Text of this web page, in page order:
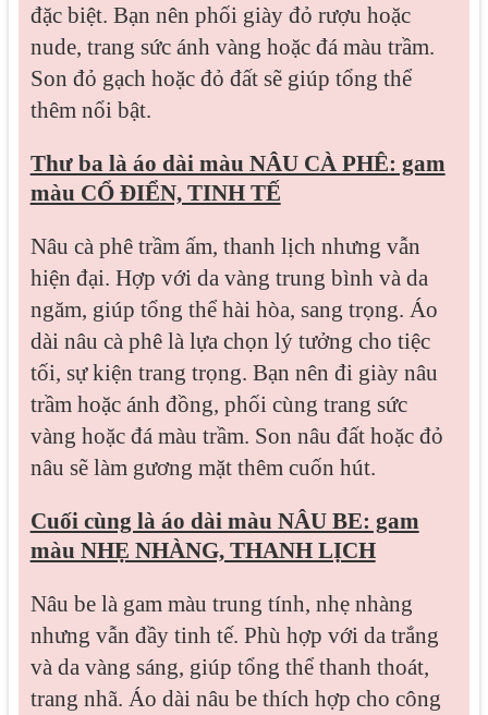
đặc biệt. Bạn nên phối giày đỏ rượu hoặc
nude, trang sức ánh vàng hoặc đá màu trầm.
Son đỏ gạch hoặc đỏ đất sẽ giúp tổng thể
thêm nổi bật.
Thư ba là áo dài màu NÂU CÀ PHÊ: gam
màu CỔ ĐIỂN, TINH TẾ
Nâu cà phê trầm ấm, thanh lịch nhưng vẫn
hiện đại. Hợp với da vàng trung bình và da
ngăm, giúp tổng thể hài hòa, sang trọng. Áo
dài nâu cà phê là lựa chọn lý tưởng cho tiệc
tối, sự kiện trang trọng. Bạn nên đi giày nâu
trầm hoặc ánh đồng, phối cùng trang sức
vàng hoặc đá màu trầm. Son nâu đất hoặc đỏ
nâu sẽ làm gương mặt thêm cuốn hút.
Cuối cùng là áo dài màu NÂU BE: gam
màu NHẸ NHÀNG, THANH LỊCH
Nâu be là gam màu trung tính, nhẹ nhàng
nhưng vẫn đầy tinh tế. Phù hợp với da trắng
và da vàng sáng, giúp tổng thể thanh thoát,
trang nhã. Áo dài nâu be thích hợp cho công